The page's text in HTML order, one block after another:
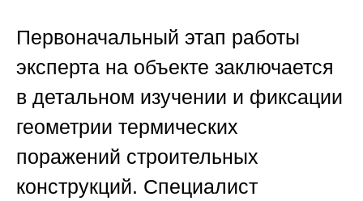
Первоначальный этап работы
эксперта на объекте заключается
в детальном изучении и фиксации
геометрии термических
поражений строительных
конструкций. Специалист